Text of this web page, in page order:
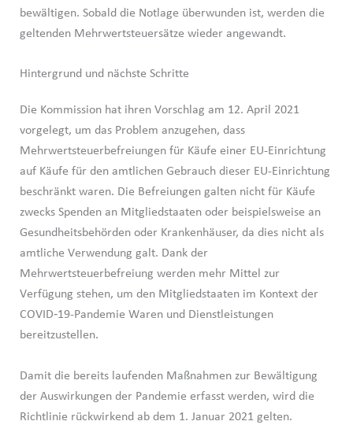
bewältigen. Sobald die Notlage überwunden ist, werden die
geltenden Mehrwertsteuersätze wieder angewandt.
Hintergrund und nächste Schritte
Die Kommission hat ihren Vorschlag am 12. April 2021
vorgelegt, um das Problem anzugehen, dass
Mehrwertsteuerbefreiungen für Käufe einer EU-Einrichtung
auf Käufe für den amtlichen Gebrauch dieser EU-Einrichtung
beschränkt waren. Die Befreiungen galten nicht für Käufe
zwecks Spenden an Mitgliedstaaten oder beispielsweise an
Gesundheitsbehörden oder Krankenhäuser, da dies nicht als
amtliche Verwendung galt. Dank der
Mehrwertsteuerbefreiung werden mehr Mittel zur
Verfügung stehen, um den Mitgliedstaaten im Kontext der
COVID‑19-Pandemie Waren und Dienstleistungen
bereitzustellen.
Damit die bereits laufenden Maßnahmen zur Bewältigung
der Auswirkungen der Pandemie erfasst werden, wird die
Richtlinie rückwirkend ab dem 1. Januar 2021 gelten.